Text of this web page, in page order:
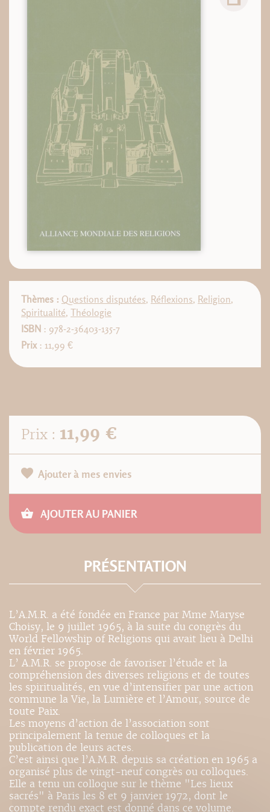
Thèmes : Questions disputées, Réflexions, Religion,
Spiritualité, Théologie
ISBN : 978-2-36403-135-7
Prix : 11,99 €
Prix : 11,99 €
Ajouter à mes envies
AJOUTER AU PANIER
PRÉSENTATION
L’A.M.R. a été fondée en France par Mme Maryse
Choisy, le 9 juillet 1965, à la suite du congrès du
World Fellowship of Religions qui avait lieu à Delhi
en février 1965.
L’ A.M.R. se propose de favoriser l’étude et la
compréhension des diverses religions et de toutes
les spiritualités, en vue d’intensifier par une action
commune la Vie, la Lumière et l’Amour, source de
toute Paix.
Les moyens d’action de l’association sont
principalement la tenue de colloques et la
publication de leurs actes.
C’est ainsi que l’A.M.R. depuis sa création en 1965 a
organisé plus de vingt-neuf congrès ou colloques.
Elle a tenu un colloque sur le thème "Les lieux
sacrés" à Paris les 8 et 9 janvier 1972, dont le
compte rendu exact est donné dans ce volume.